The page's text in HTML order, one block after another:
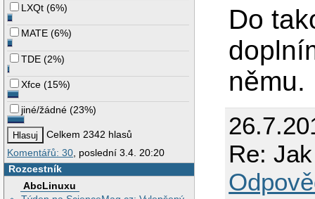
LXQt (6%)
MATE (6%)
TDE (2%)
Xfce (15%)
jiné/žádné (23%)
Celkem 2342 hlasů
Komentářů: 30 , poslední 3.4. 20:20
Rozcestník
AbcLinuxu
Do
němu.
Re: